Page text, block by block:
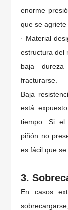
enorme
que se agriete
· Material
estructura del
baja
fracturarse.
Baja
está
tiempo. Si el
piñón no
es fácil que
3.
En casos